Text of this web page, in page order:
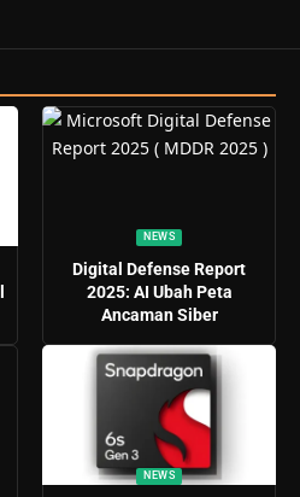
NEWS
Digital Defense Report
2025: AI Ubah Peta
Ancaman Siber
NEWS